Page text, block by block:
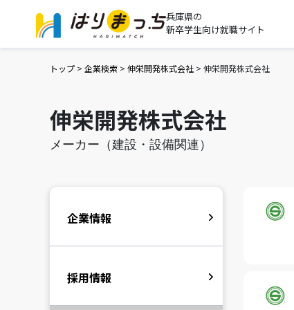
兵庫県の
新卒学生向け就職サイト
トップ > 企業検索 > 伸栄開発株式会社 > 伸栄開発株式会社
伸栄開発株式会社
メーカー（建設・設備関連）
企業情報
採用情報